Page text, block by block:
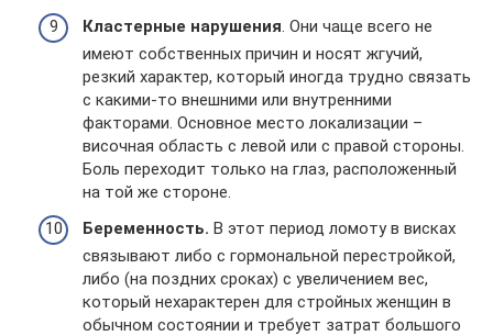
Кластерные нарушения . Они чаще всего не
имеют собственных причин и носят жгучий,
резкий характер, который иногда трудно связать
с какими-то внешними или внутренними
факторами. Основное место локализации –
височная область с левой или с правой стороны.
Боль переходит только на глаз, расположенный
на той же стороне.
Беременность. В этот период ломоту в висках
связывают либо с гормональной перестройкой,
либо (на поздних сроках) с увеличением вес,
который нехарактерен для стройных женщин в
обычном состоянии и требует затрат большого